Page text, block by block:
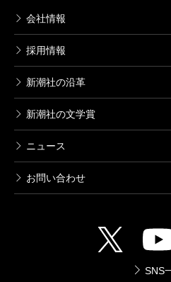
会社情報
採用情報
新潮社の沿革
新潮社の文学賞
ニュース
お問い合わせ
SNS